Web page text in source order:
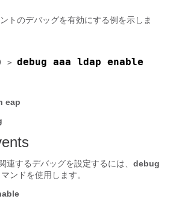
トのデバッグを有効にする例を示しま
> debug aaa ldap enable
eap
連するデバッグを設定するには、 debug
マンドを使用します。